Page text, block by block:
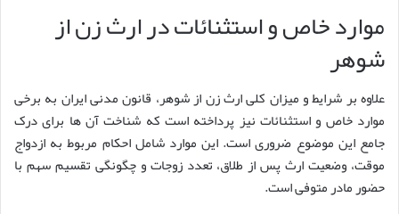
موارد خاص و استثنائات در ارث زن از
شوهر
علاوه بر شرایط و میزان کلی ارث زن از شوهر، قانون مدنی ایران به برخی
موارد خاص و استثنائات نیز پرداخته است که شناخت آن ها برای درک
جامع این موضوع ضروری است. این موارد شامل احکام مربوط به ازدواج
موقت، وضعیت ارث پس از طلاق، تعدد زوجات و چگونگی تقسیم سهم با
حضور مادر متوفی است.